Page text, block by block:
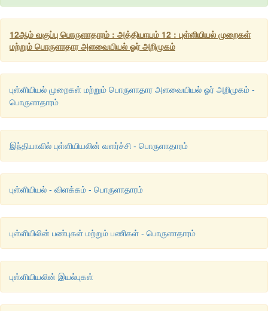
12ஆம் வகுப்பு பொருளாதாரம் : அத்தியாயம் 12 : புள்ளியியல் முறைகள்
மற்றும் பொருளாதார அளவையியல் ஓர் அறிமுகம்
புள்ளியியல் முறைகள் மற்றும் பொருளாதார அளவையியல் ஓர் அறிமுகம் -
பொருளாதாரம்
இந்தியாவில் புள்ளியியலின் வளர்ச்சி - பொருளாதாரம்
புள்ளியியல் - விளக்கம் - பொருளாதாரம்
புள்ளியிலின் பண்புகள் மற்றும் பணிகள் - பொருளாதாரம்
புள்ளியியலின் இயல்புகள்